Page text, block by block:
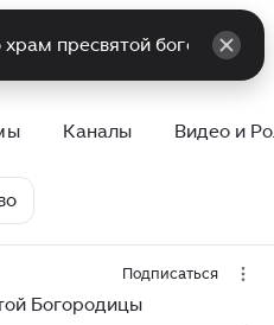
Каналы Видео и
Подписаться
Богородицы